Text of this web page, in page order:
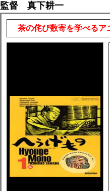
監督 真下耕一
茶の侘び数寄を学べるア